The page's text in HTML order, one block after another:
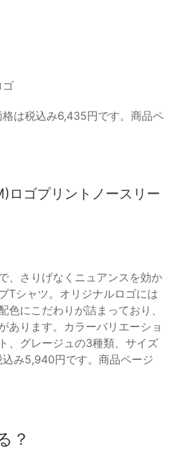
ゴ
は税込み6,435円です。商品ペ
ロゴプリントノースリー
、さりげなくニュアンスを効か
Tシャツ。オリジナルロゴには
色にこだわりが詰まっており、
あります。カラーバリエーショ
、グレージュの3種類、サイズ
込み5,940円です。商品ページ
？